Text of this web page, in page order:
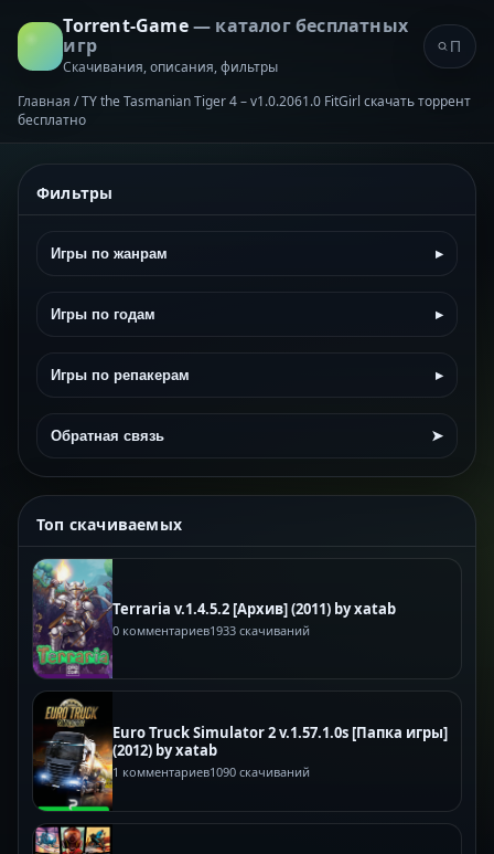
Torrent-Game— каталог бесплатных
игр
Скачивания, описания, фильтры
Главная /TY the Tasmanian Tiger 4 – v1.0.2061.0 FitGirl скачать торрент
бесплатно
Фильтры
Игры по жанрам ▸
Игры по годам ▸
Игры по репакерам ▸
Обратная связь ➤
Топ скачиваемых
Terraria v.1.4.5.2 [Архив] (2011) by xatab
0 комментариев1933 скачиваний
Euro Truck Simulator 2 v.1.57.1.0s [Папка игры]
(2012) by xatab
1 комментариев1090 скачиваний